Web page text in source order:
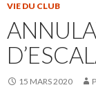
VIE DU CLUB
15 MARS 2020